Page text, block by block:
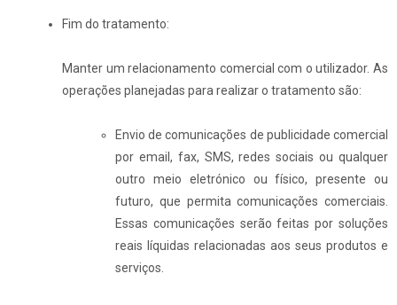
Fim do tratamento:
Manter um relacionamento comercial com o utilizador. As
operações planejadas para realizar o tratamento são:
Envio de comunicações de publicidade comercial
por email, fax, SMS, redes sociais ou qualquer
outro meio eletrónico ou físico, presente ou
futuro, que permita comunicações comerciais.
Essas comunicações serão feitas por soluções
reais líquidas relacionadas aos seus produtos e
serviços.